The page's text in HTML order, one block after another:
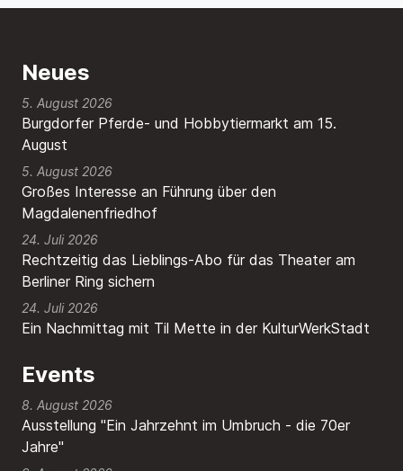
Neues
Burgdorfer Pferde- und Hobbytiermarkt am 15.
August
5. August 2026
Großes Interesse an Führung über den
Magdalenenfriedhof
5. August 2026
Rechtzeitig das Lieblings-Abo für das Theater am
Berliner Ring sichern
24. Juli 2026
Ein Nachmittag mit Til Mette in der KulturWerkStadt
24. Juli 2026
Events
8. August 2026
Ausstellung "Ein Jahrzehnt im Umbruch - die 70er
Jahre"